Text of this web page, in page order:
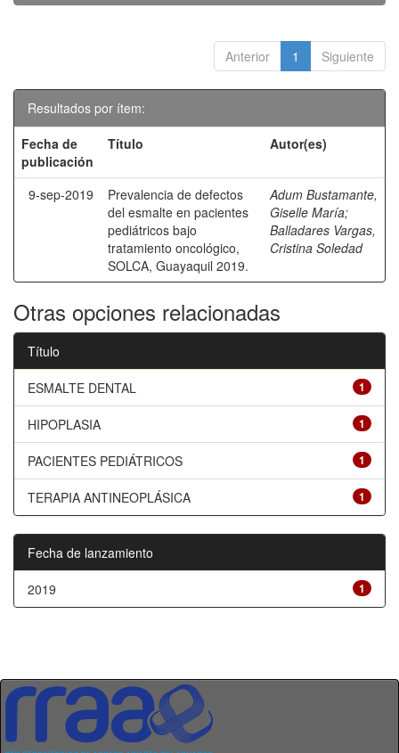
Anterior 1 Siguiente
Resultados por ítem:
Fecha de
publicación
Título Autor(es)
9-sep-2019
Prevalencia de defectos
del esmalte en pacientes
pediátricos bajo
tratamiento oncológico,
SOLCA, Guayaquil 2019.
Adum Bustamante,
Giselle María;
Balladares Vargas,
Cristina Soledad
Otras opciones relacionadas
Título
1
ESMALTE DENTAL
1
HIPOPLASIA
1
PACIENTES PEDIÁTRICOS
1
TERAPIA ANTINEOPLÁSICA
Fecha de lanzamiento
1
2019